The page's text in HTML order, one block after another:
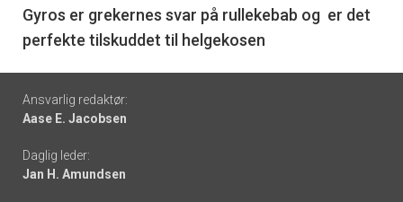
6
Gyros er grekernes svar på rullekebab og er det
perfekte tilskuddet til helgekosen
Footer
-
links
Ansvarlig redaktør:
Aase E. Jacobsen
Daglig leder:
Jan H. Amundsen